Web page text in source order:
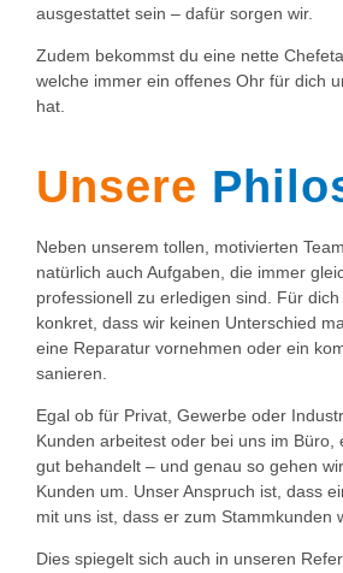
ausgestattet sein – dafür sorgen wir.
Zudem bekommst du eine nette
welche immer ein offenes Ohr für dich
hat.
Unsere
Neben unserem tollen, motivierten
natürlich auch Aufgaben, die immer
professionell zu erledigen sind. Für
konkret, dass wir keinen Unterschied
eine Reparatur vornehmen oder ein
sanieren.
Egal ob für Privat, Gewerbe oder
Kunden arbeitest oder bei uns im Büro,
gut behandelt – und genau so gehen
Kunden um. Unser Anspruch ist, dass
mit uns ist, dass er zum Stammkunden
Dies spiegelt sich auch in unseren